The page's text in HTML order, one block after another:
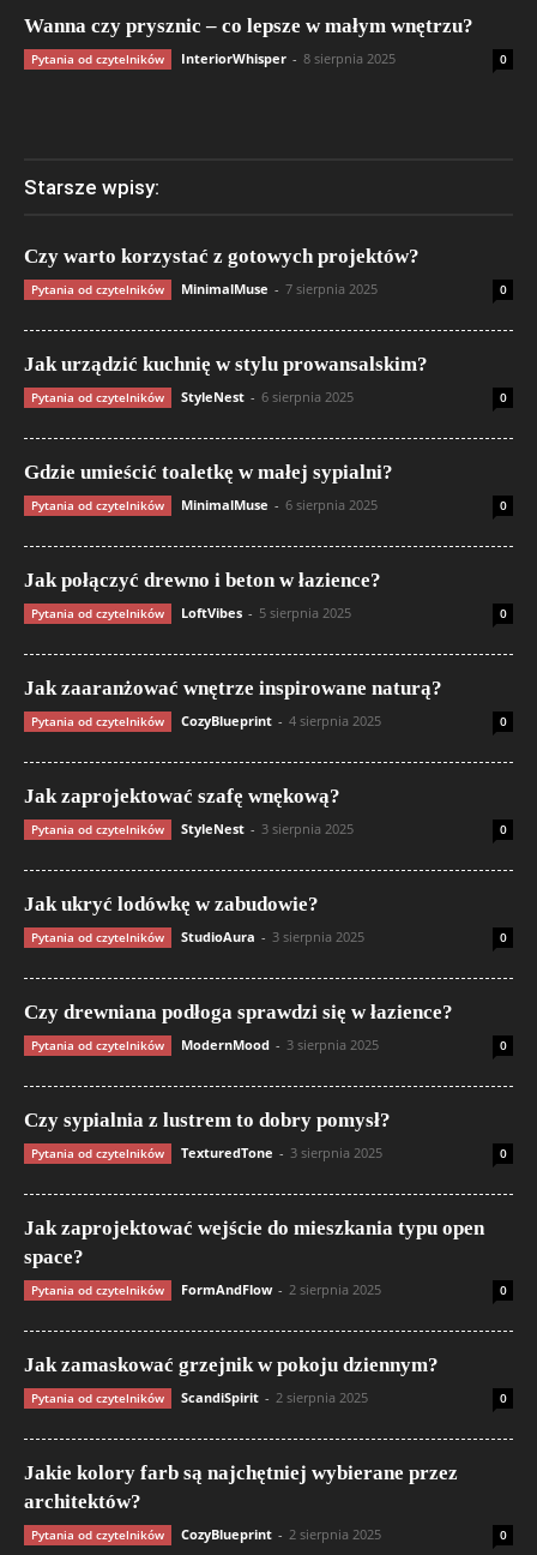
Wanna czy prysznic – co lepsze w małym wnętrzu?
Pytania od czytelników InteriorWhisper - 8 sierpnia 2025 0
Starsze wpisy:
Czy warto korzystać z gotowych projektów?
Pytania od czytelników MinimalMuse - 7 sierpnia 2025 0
Jak urządzić kuchnię w stylu prowansalskim?
Pytania od czytelników StyleNest - 6 sierpnia 2025 0
Gdzie umieścić toaletkę w małej sypialni?
Pytania od czytelników MinimalMuse - 6 sierpnia 2025 0
Jak połączyć drewno i beton w łazience?
Pytania od czytelników LoftVibes - 5 sierpnia 2025 0
Jak zaaranżować wnętrze inspirowane naturą?
Pytania od czytelników CozyBlueprint - 4 sierpnia 2025 0
Jak zaprojektować szafę wnękową?
Pytania od czytelników StyleNest - 3 sierpnia 2025 0
Jak ukryć lodówkę w zabudowie?
Pytania od czytelników StudioAura - 3 sierpnia 2025 0
Czy drewniana podłoga sprawdzi się w łazience?
Pytania od czytelników ModernMood - 3 sierpnia 2025 0
Czy sypialnia z lustrem to dobry pomysł?
Pytania od czytelników TexturedTone - 3 sierpnia 2025 0
Jak zaprojektować wejście do mieszkania typu open
space?
Pytania od czytelników FormAndFlow - 2 sierpnia 2025 0
Jak zamaskować grzejnik w pokoju dziennym?
Pytania od czytelników ScandiSpirit - 2 sierpnia 2025 0
Jakie kolory farb są najchętniej wybierane przez
architektów?
Pytania od czytelników CozyBlueprint - 2 sierpnia 2025 0